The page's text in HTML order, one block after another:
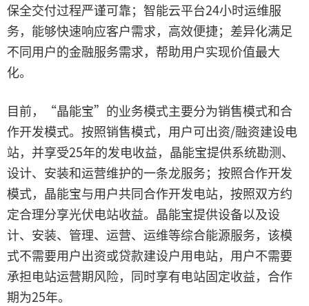
保全交付过程严谨可靠；智能云平台24小时运维服
务，能够快速响应客户需求，高效便捷；差异化满足
不同用户的金融服务需求，帮助用户实现价值最大
化。
目前，“晶能宝”的业务模式主要分为销售模式和合
作开发模式。按照销售模式，用户可出资/融资建设电
站，并享受25年的发电收益，晶能宝提供系统勘测、
设计、安装和运营维护的一条龙服务；按照合作开发
模式，晶能宝与用户共同合作开发电站，按照双方约
定合理分享光伏电站收益。晶能宝提供设备以及设
计、安装、管理、运营、运维等综合能源服务，该模
式不需要用户出资或贷款建设户用电站，用户不需要
承担电站运营期风险，同时享有电站固定收益，合作
期为25年。